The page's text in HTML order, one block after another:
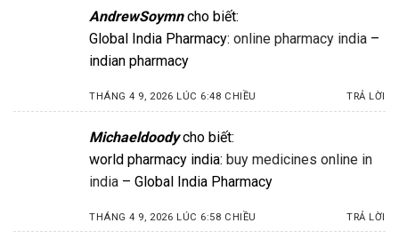
AndrewSoymn cho biết:
Global India Pharmacy: online pharmacy india –
indian pharmacy
THÁNG 4 9, 2026 LÚC 6:48 CHIỀU TRẢ LỜI
Michaeldoody cho biết:
world pharmacy india: buy medicines online in
india – Global India Pharmacy
THÁNG 4 9, 2026 LÚC 6:58 CHIỀU TRẢ LỜI